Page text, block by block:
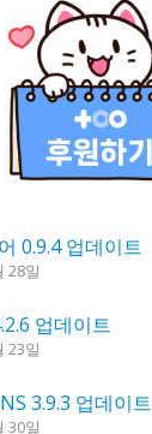
0.9.4 업데이트
28일
업데이트
23일
3.9.3 업데이트
30일